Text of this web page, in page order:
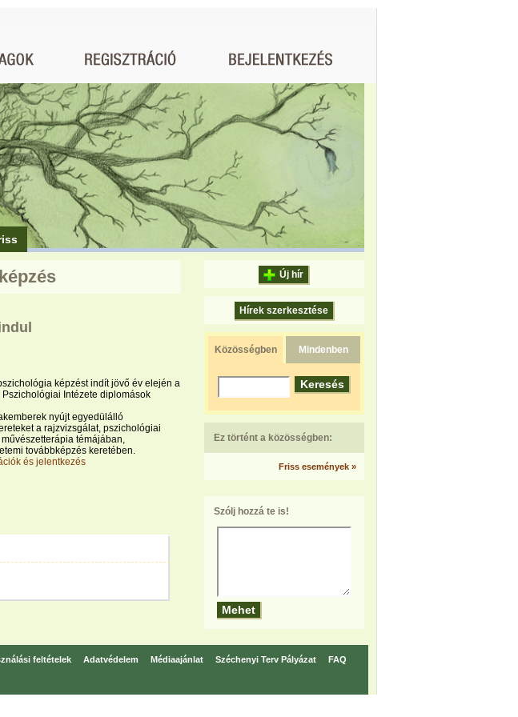
képzést indít jövő év elején a
Pszichológiai Intézete diplomások
nyújt egyedülálló
a rajzvizsgálat, pszichológiai
témájában,
továbbképzés keretében.
és jelentkezés
Új hír
Hírek szerkesztése
Közösségben Mindenben
Ez történt a közösségben:
Friss események »
Szólj hozzá te is!
feltételek Adatvédelem Médiaajánlat Széchenyi Terv Pályázat FAQ